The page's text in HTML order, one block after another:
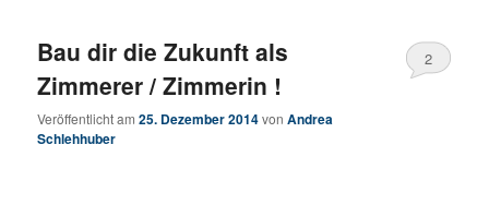
Bau dir die Zukunft als
Zimmerer / Zimmerin !
Veröffentlicht am25. Dezember 2014vonAndrea
Schlehhuber
2